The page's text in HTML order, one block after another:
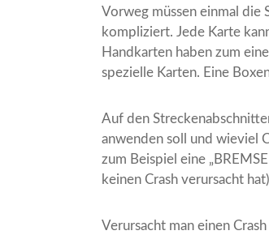
Vorweg müssen einmal die
kompliziert. Jede Karte
Handkarten haben zum
spezielle Karten. Eine
Auf den
anwenden soll und wieviel
zum Beispiel eine
keinen Crash verursacht
Verursacht man einen